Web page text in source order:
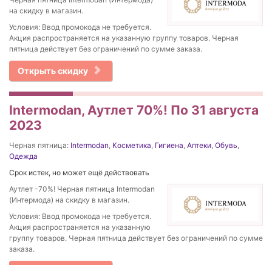
на скидку в магазин.
Условия: Ввод промокода не требуется.
Акция распространяется на указанную группу товаров. Черная
пятница действует без ограничений по сумме заказа.
Открыть скидку
Intermodan, Аутлет 70%! По 31 августа
2023
Черная пятница: Intermodan, Косметика, Гигиена, Аптеки, Обувь,
Одежда
Срок истек, но может ещё действовать
Аутлет -70%! Черная пятница Intermodan
(Интермода) на скидку в магазин.
Условия: Ввод промокода не требуется.
Акция распространяется на указанную
группу товаров. Черная пятница действует без ограничений по сумме
заказа.